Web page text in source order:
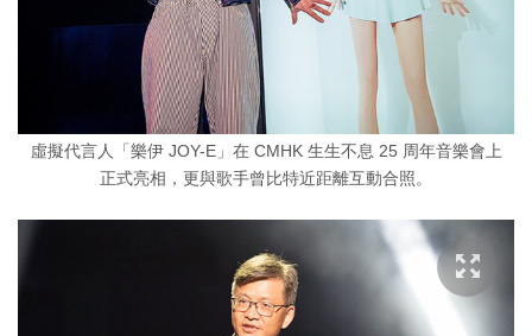
虛擬代言人「樂伊 JOY-E」在 CMHK 生生不息 25 周年音樂會上
正式亮相，更與歌手曾比特近距離互動合照。